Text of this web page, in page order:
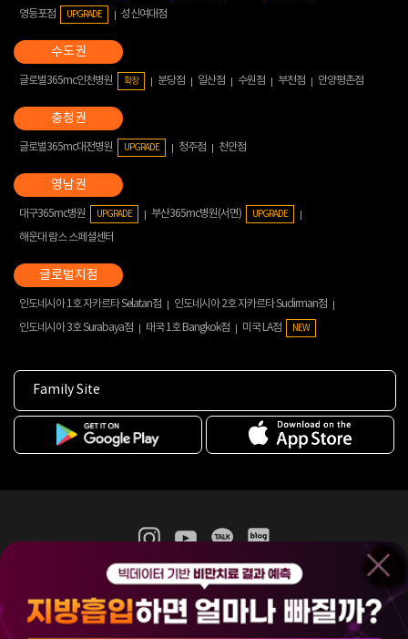
영등포점
UPGRADE 성신여대점
글로벌365mc인천병원 확장 분당점 일산점 수원점 부천점 안양평촌점
글로벌365mc대전병원 UPGRADE 청주점 천안점
대구365mc병원 UPGRADE 부산365mc병원(서면) UPGRADE
해운대 람스 스페셜센터
인도네시아 1호 자카르타 Selatan점
인도네시아 2호 자카르타 Sudirman점
인도네시아 3호 Surabaya점
태국 1호 Bangkok점 미국 LA점 NEW
Family Site
365mc 병·의원 이용약관
홈페이지 이용약관
비급여진료수가
(주)365mcㅣ서울특별시 서초구 서초대로52길 7, 3~4층(서초동, 제일빌딩)